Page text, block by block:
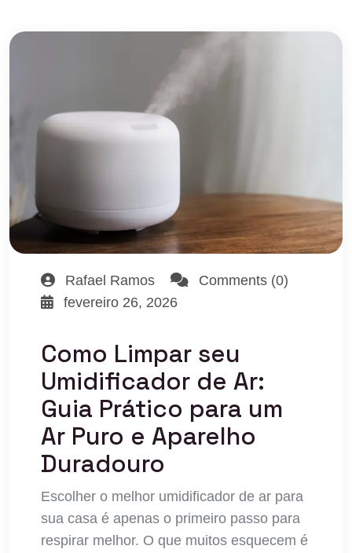
Rafael Ramos
Comments (0)
fevereiro 26, 2026
Como Limpar seu
Umidificador de Ar:
Guia Prático para um
Ar Puro e Aparelho
Duradouro
Escolher o melhor umidificador de ar para
sua casa é apenas o primeiro passo para
respirar melhor. O que muitos esquecem é